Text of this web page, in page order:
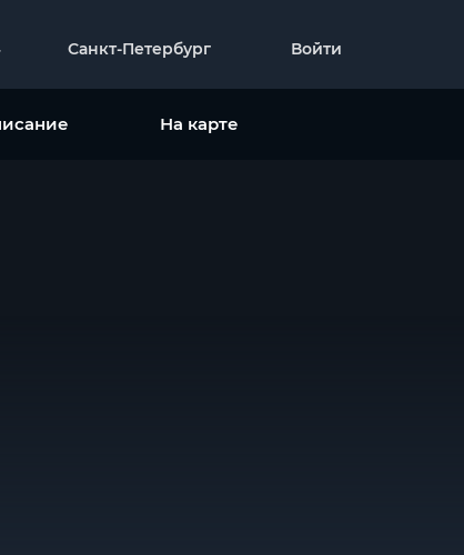
Санкт-Петербург Войти
На карте